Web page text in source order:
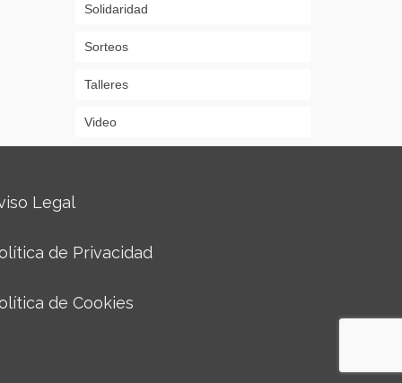
Solidaridad
Sorteos
Talleres
Video
Legal
de Privacidad
de Cookies